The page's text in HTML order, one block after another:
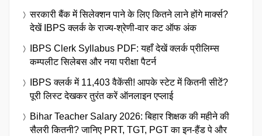
सरकारी बैंक में सिलेक्शन पाने के लिए कितने लाने होंगे मार्क्स?
देखें IBPS क्लर्क के राज्य-श्रेणी-वार कट ऑफ अंक
IBPS Clerk Syllabus PDF: यहाँ देखें क्लर्क प्रीलिम्स
कम्पलीट सिलेबस और नया परीक्षा पैटर्न
IBPS क्लर्क में 11,403 वैकेंसी! आपके स्टेट में कितनी सीटें?
पूरी लिस्ट देखकर तुरंत करें ऑनलाइन एप्लाई
Bihar Teacher Salary 2026: बिहार शिक्षक की महीने की
सैलरी कितनी? जानिए PRT, TGT, PGT का इन-हैंड पे और